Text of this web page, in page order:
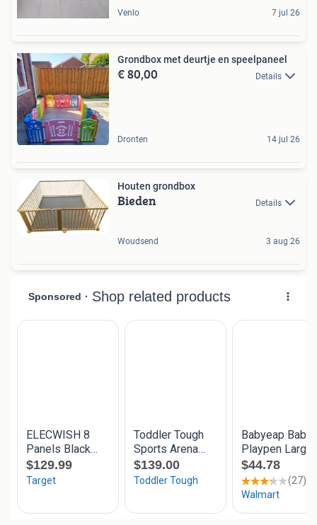
Venlo 7 jul 26
Grondbox met deurtje en speelpaneel
€ 80,00 Details
Dronten 14 jul 26
Houten grondbox
Bieden Details
Woudsend 3 aug 26